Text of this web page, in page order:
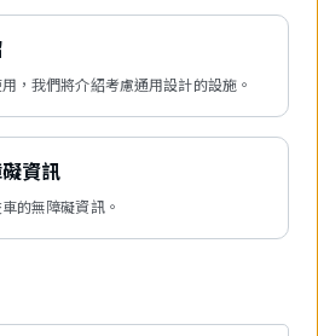
，我們將介紹考慮通用設計的設施。
資訊
的無障礙資訊。